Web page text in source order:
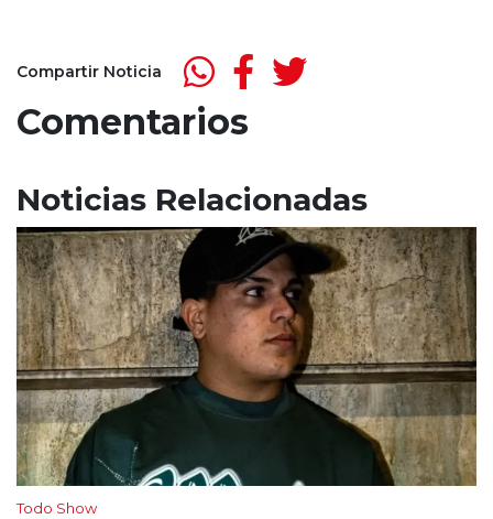
Compartir Noticia
Comentarios
Noticias Relacionadas
Todo Show